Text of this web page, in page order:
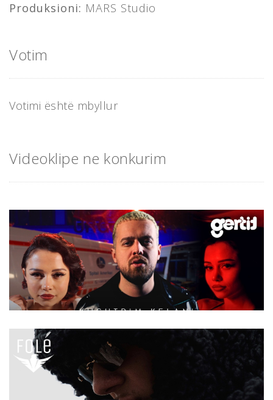
Produksioni: MARS Studio
Votim
Votimi është mbyllur
Videoklipe ne konkurim